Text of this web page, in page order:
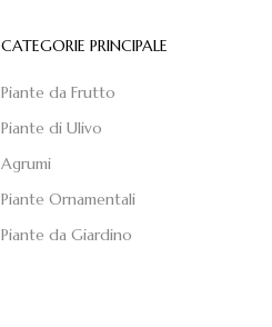
CATEGORIE PRINCIPALE
Piante da Frutto
Piante di Ulivo
Agrumi
Piante Ornamentali
Piante da Giardino